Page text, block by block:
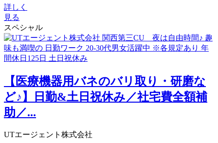
詳しく
見る
スペシャル
【医療機器用バネのバリ取り・研磨な
ど♪】日勤&土日祝休み／社宅費全額補
助／...
UTエージェント株式会社